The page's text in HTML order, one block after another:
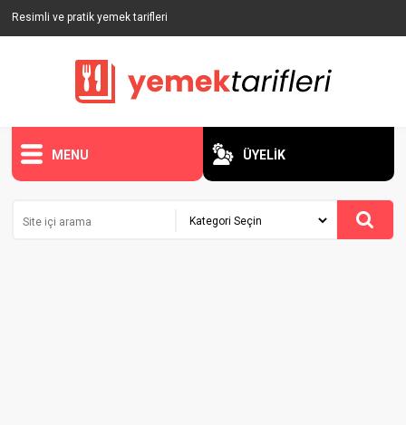
Resimli ve pratik yemek tarifleri
MENU ÜYELİK